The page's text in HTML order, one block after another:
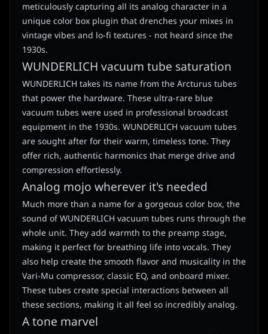
meticulously capturing all its analog character in a
unique color box plugin that drenches your mixes in
vintage vibes and lo-fi textures - not heard since the
1930s.
WUNDERLICH vacuum tube saturation
WUNDERLICH takes its name from the Arcturus tubes
that power the hardware. These ultra-rare blue
vacuum tubes were used in professional broadcast
equipment in the 1930s. WUNDERLICH vacuum tubes
are sought after for their warm, timeless tone. They
offer rich, authentic harmonics that merge drive and
compression effortlessly.
Analog mojo wherever it's needed
Much more than a name for a gorgeous color box, the
sound of WUNDERLICH vacuum tubes runs through the
whole unit. They add warmth to the preamp stage,
making it perfect for breathing life into vocals. They
also help create the smooth flavor and musicality in the
Vari-Mu compressor, classic EQ, and onboard mixer.
These tubes create special interactions between all
these sections, making it all feel so incredibly analog.
A tone marvel